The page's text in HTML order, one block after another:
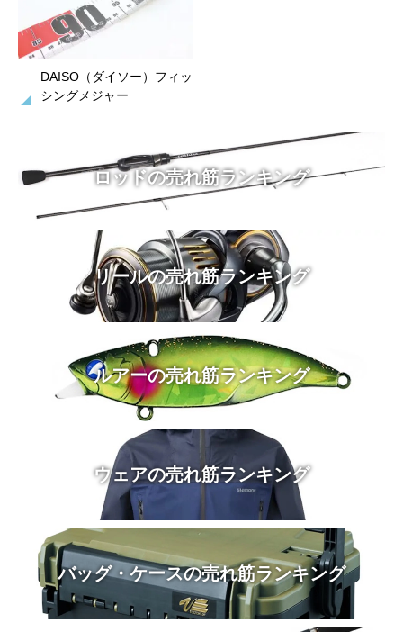
DAISO（ダイソー）フィッ
シングメジャー
ロッドの売れ筋ランキング
リールの売れ筋ランキング
ルアーの売れ筋ランキング
ウェアの売れ筋ランキング
バッグ・ケースの売れ筋ランキング